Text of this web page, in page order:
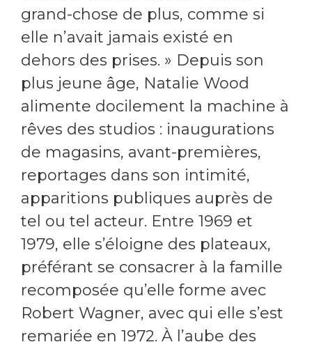
grand-chose de plus, comme si
elle n’avait jamais existé en
dehors des prises. » Depuis son
plus jeune âge, Natalie Wood
alimente docilement la machine à
rêves des studios : inaugurations
de magasins, avant-premières,
reportages dans son intimité,
apparitions publiques auprès de
tel ou tel acteur. Entre 1969 et
1979, elle s’éloigne des plateaux,
préférant se consacrer à la famille
recomposée qu’elle forme avec
Robert Wagner, avec qui elle s’est
remariée en 1972. À l’aube des